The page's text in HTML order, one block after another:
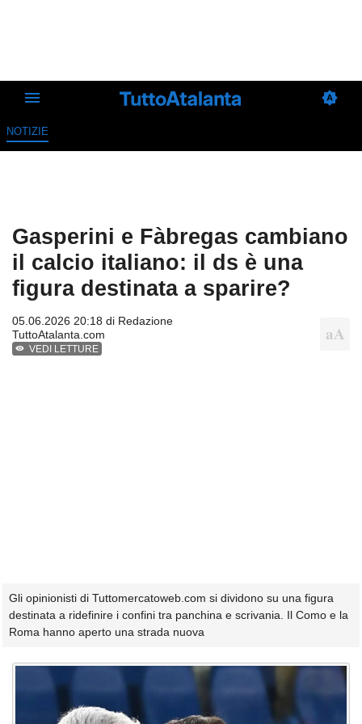
NOTIZIE
Gasperini e Fàbregas cambiano
il calcio italiano: il ds è una
figura destinata a sparire?
05.06.2026 20:18 di Redazione
TuttoAtalanta.com
VEDI LETTURE
Gli opinionisti di Tuttomercatoweb.com si dividono su una figura
destinata a ridefinire i confini tra panchina e scrivania. Il Como e la
Roma hanno aperto una strada nuova